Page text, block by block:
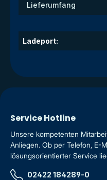
Lieferumfang
Ladeport:
Service Hotline
Unsere kompetenten
Anliegen. Ob per Telefon, E-
lösungsorientierter Service
02422 184289-0